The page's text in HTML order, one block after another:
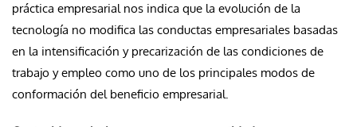
práctica empresarial nos indica que la evolución de la
tecnología no modifica las conductas empresariales basadas
en la intensificación y precarización de las condiciones de
trabajo y empleo como uno de los principales modos de
conformación del beneficio empresarial.